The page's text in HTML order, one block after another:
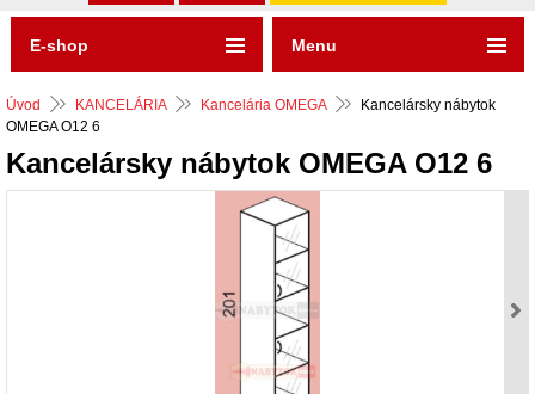
Úvod KANCELÁRIA Kancelária OMEGA
Kancelársky nábytok
OMEGA O12 6
Kancelársky nábytok OMEGA O12 6
E-shop Menu